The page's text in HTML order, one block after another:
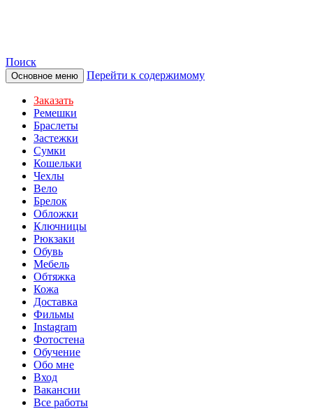
Поиск
Основное меню Перейти к содержимому
Заказать
Ремешки
Браслеты
Застежки
Сумки
Кошельки
Чехлы
Вело
Брелок
Обложки
Ключницы
Рюкзаки
Обувь
Мебель
Обтяжка
Кожа
Доставка
Фильмы
Instagram
Фотостена
Обучение
Обо мне
Вход
Вакансии
Все работы